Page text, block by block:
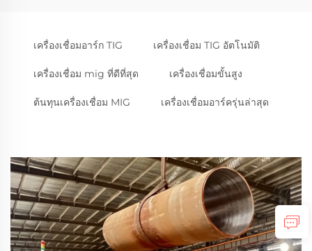
เครื่องเชื่อมอาร์ก TIG เครื่องเชื่อม TIG อัตโนมัติ
เครื่องเชื่อม mig ที่ดีที่สุด เครื่องเชื่อมขั้นสูง
ต้นทุนเครื่องเชื่อม MIG เครื่องเชื่อมอาร์ครุ่นล่าสุด